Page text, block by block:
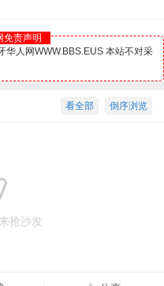
免责声明
人网WWW.BBS.EUS 本站不对采
倒序浏览
看全部
抢沙发